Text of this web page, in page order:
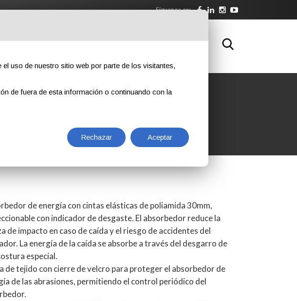
Siguenos en:
NOSOTROS DOWNLOAD FORMACIÓN CONTACTOS
de energía con cintas elásticas de poliamida 30mm,
con indicador de desgaste. El absorbedor reduce la
de impacto en caso de caída y el riesgo de accidentes del
La energía de la caída se absorbe a través del desgarro de
especial.
de tejido con cierre de velcro para proteger el absorbedor de
de las abrasiones, permitiendo el control periódico del
uso de nuestro sitio web por parte de los visitantes,
de fuera de esta información o continuando con la
Rechazar Aceptar